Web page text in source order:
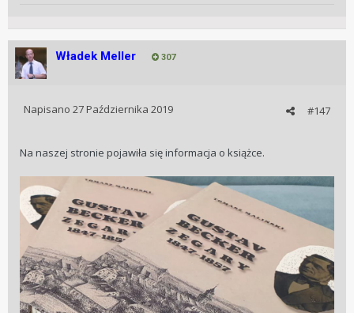
Władek Meller 307
#147
Napisano 27 Października 2019
Na naszej stronie pojawiła się informacja o książce.